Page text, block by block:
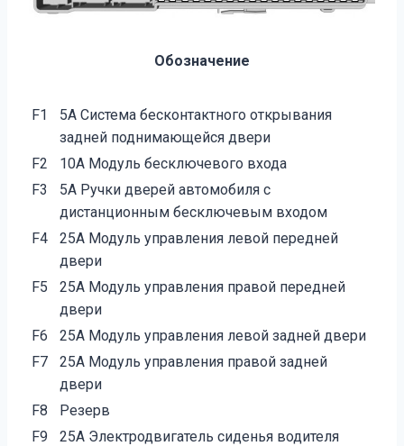
Обозначение
F1
5А Система бесконтактного открывания
задней поднимающейся двери
F2
10А Модуль бесключевого входа
F3
5А Ручки дверей автомобиля с
дистанционным бесключевым входом
F4
25А Модуль управления левой передней
двери
F5
25А Модуль управления правой передней
двери
F6
25А Модуль управления левой задней двери
F7
25А Модуль управления правой задней
двери
F8
Резерв
F9
25А Электродвигатель сиденья водителя